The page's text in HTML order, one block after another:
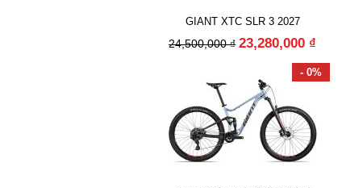
GIANT XTC SLR 3 2027
24,500,000 ₫ 23,280,000 ₫
- 0%